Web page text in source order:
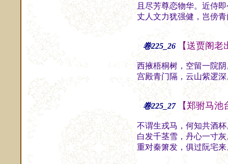
且尽芳尊恋物华。近侍
丈人文力犹强健，岂傍
卷225_26 【送贾阁老
西掖梧桐树，空留一院
宫殿青门隔，云山紫逻
卷225_27 【郑驸马
不谓生戎马，何知共酒
白发千茎雪，丹心一寸
重对秦箫发，俱过阮宅